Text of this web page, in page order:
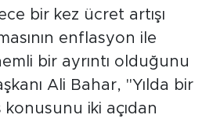
bir kez ücret artışı
enflasyon ile
bir ayrıntı olduğunu
Ali Bahar, "Yılda bir
konusunu iki açıdan